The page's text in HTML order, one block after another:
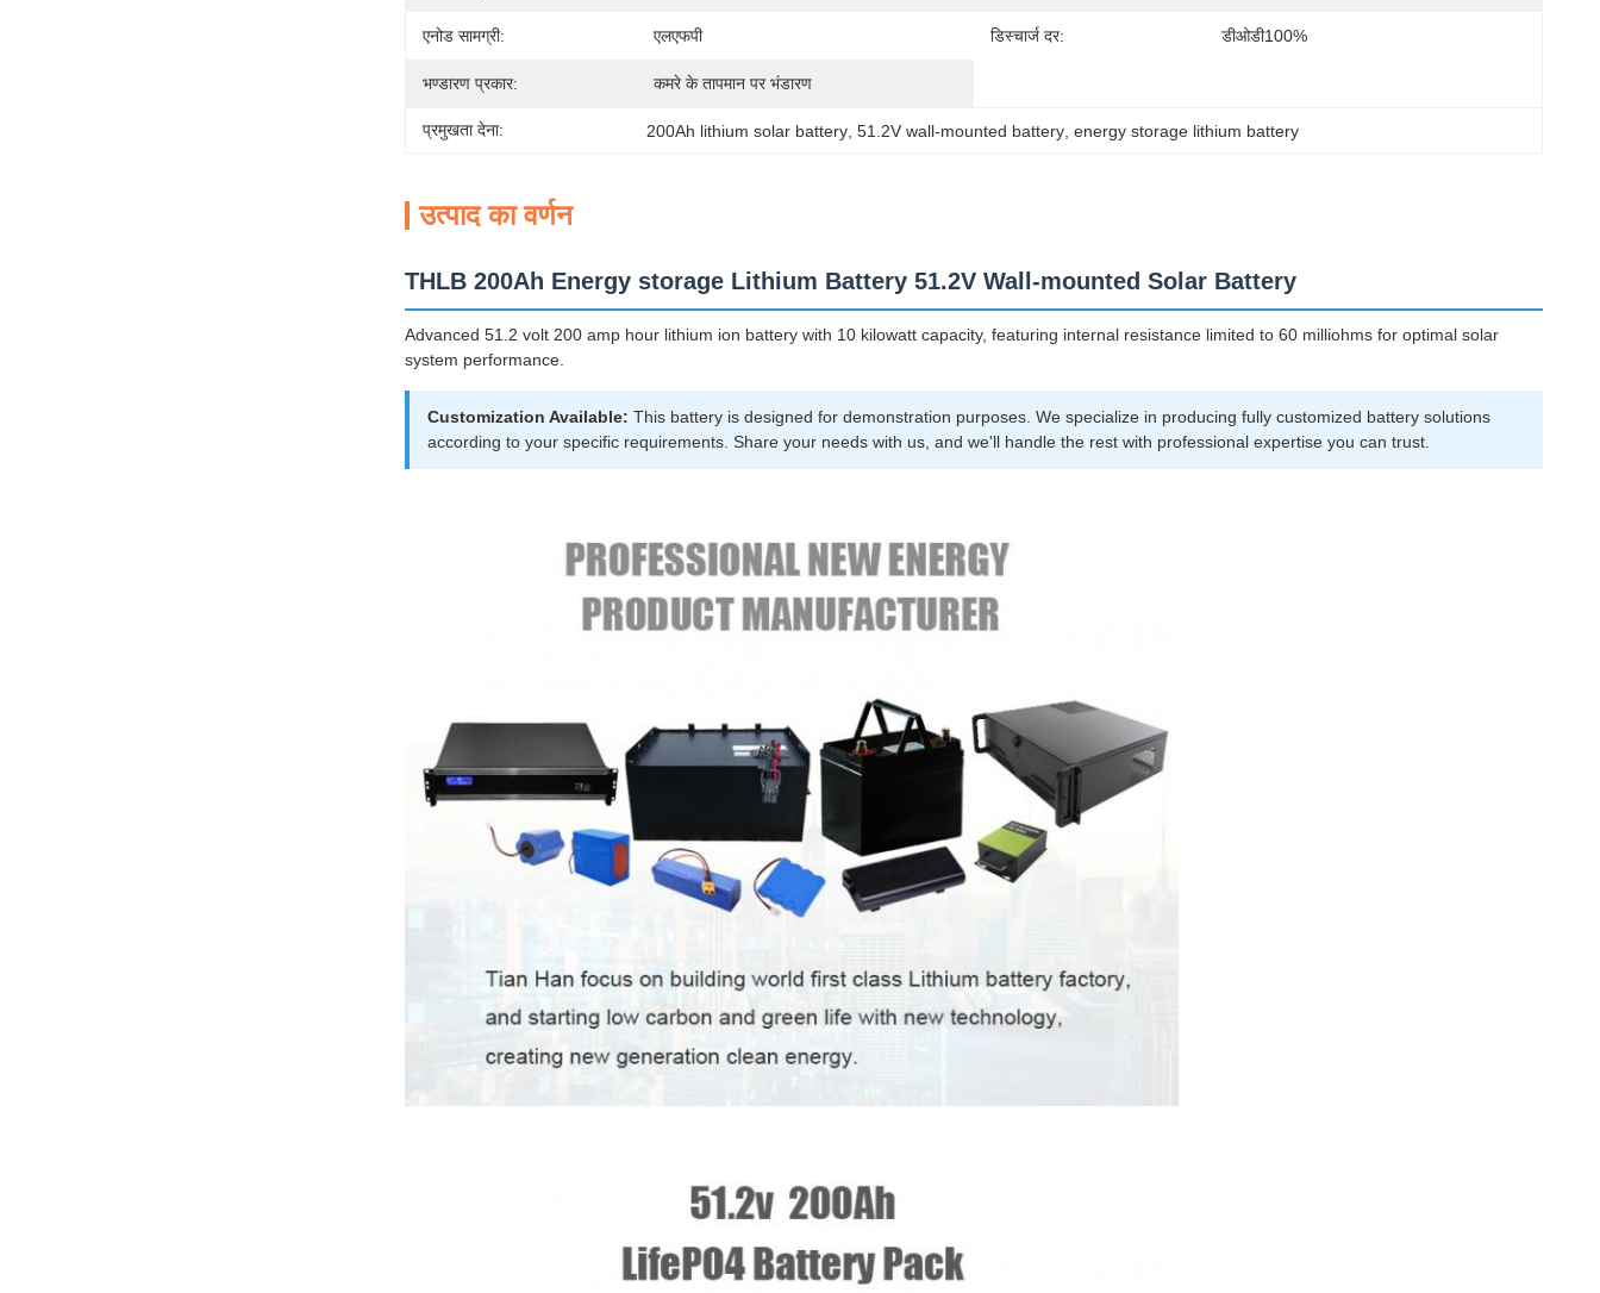
एनोड सामग्री: एलएफपी डिस्चार्ज दर: डीओडी100%
भण्डारण प्रकार: कमरे के तापमान पर भंडारण
प्रमुखता देना: 200Ah lithium solar battery , 51.2V wall-mounted battery , energy storage lithium battery
उत्पाद का वर्णन
THLB 200Ah Energy storage Lithium Battery 51.2V Wall-mounted Solar Battery
Advanced 51.2 volt 200 amp hour lithium ion battery with 10 kilowatt capacity, featuring internal resistance limited to 60 milliohms for optimal solar
system performance.
Customization Available: This battery is designed for demonstration purposes. We specialize in producing fully customized battery solutions
according to your specific requirements. Share your needs with us, and we'll handle the rest with professional expertise you can trust.